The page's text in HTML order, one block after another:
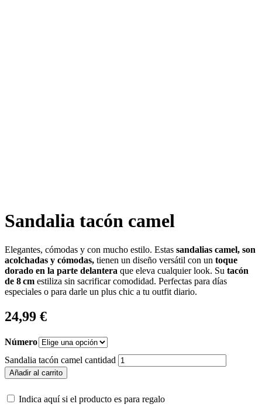
Sandalia tacón camel
Elegantes, cómodas y con mucho estilo. Estas sandalias camel, son
acolchadas y cómodas, tienen un diseño versátil con un toque
dorado en la parte delantera que eleva cualquier look. Su tacón
de 8 cm estiliza sin sacrificar comodidad. Perfectas para días
especiales o para darle un plus chic a tu outfit diario.
24,99 €
Número
Sandalia tacón camel cantidad
Añadir al carrito
Indica aquí si el producto es para regalo